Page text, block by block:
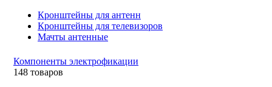
Кронштейны для антенн
Кронштейны для телевизоров
Мачты антенные
Компоненты электрофикации
148 товаров